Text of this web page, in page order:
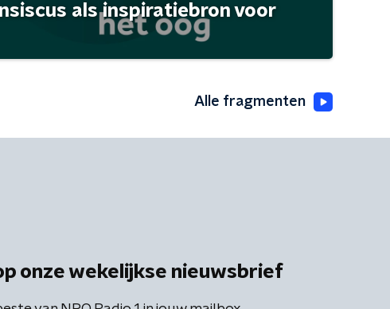
als inspiratiebron voor
Alle fragmenten
onze wekelijkse nieuwsbrief